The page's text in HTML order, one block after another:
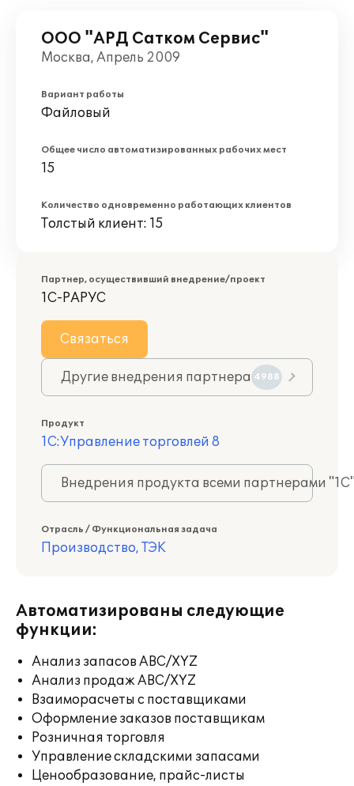
ООО "АРД Сатком Сервис"
Москва, Апрель 2009
Вариант работы
Файловый
Общее число автоматизированных рабочих мест
15
Количество одновременно работающих клиентов
Толстый клиент: 15
Партнер, осуществивший внедрение/проект
1С-РАРУС
Связаться
Другие внедрения партнера 4988
Продукт
1С:Управление торговлей 8
Внедрения продукта всеми партнерами
Отрасль / Функциональная задача
Производство, ТЭК
Автоматизированы следующие
функции:
Анализ запасов ABC/XYZ
Анализ продаж ABC/XYZ
Взаиморасчеты с поставщиками
Оформление заказов поставщикам
Розничная торговля
Управление складскими запасами
Ценообразование, прайс-листы